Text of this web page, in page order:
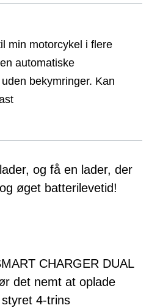
min motorcykel i flere
automatiske
bekymringer. Kan
og få en lader, der
øget batterilevetid!
CHARGER DUAL
det nemt at oplade
4-trins